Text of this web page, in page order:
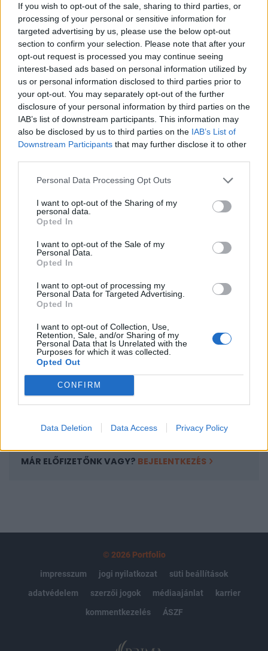
If you wish to opt-out of the sale, sharing to third parties, or
processing of your personal or sensitive information for
targeted advertising by us, please use the below opt-out
section to confirm your selection. Please note that after your
opt-out request is processed you may continue seeing
interest-based ads based on personal information utilized by
us or personal information disclosed to third parties prior to
your opt-out. You may separately opt-out of the further
disclosure of your personal information by third parties on the
IAB’s list of downstream participants. This information may
also be disclosed by us to third parties on the IAB’s List of
Downstream Participants that may further disclose it to other
Personal Data Processing Opt Outs
I want to opt-out of the Sharing of my
personal data.
Opted In
I want to opt-out of the Sale of my
Personal Data.
Opted In
I want to opt-out of processing my
Personal Data for Targeted Advertising.
Opted In
I want to opt-out of Collection, Use,
Retention, Sale, and/or Sharing of my
Personal Data that Is Unrelated with the
Purposes for which it was collected.
Opted Out
CONFIRM
Data Deletion Data Access Privacy Policy
tervein dolgozik – közölte a Politico. Olaszország
már csinált egy hasonló mintaprojektet
Albániában, amelyet az Európai Bizottság nem
mert magától megpróbálni. A tervet jogvédők az
emberi jogok veszélybe kerülése miatt
aggályosnak tartják, ezért a legtöbb ország csak
csendben meri támogatni azt.
Back to Europe 2026Az áprilisi választások után
visszakerült az európai térképre Magyarország, a kormány
bejárnia Magyarországnak addig és mekkora lökést
adhatnak az uniós pénzek a gazdaságnak? Ezzel a
kérdéssel foglalkozik a Portfolio konferenciája, mely
KEDVES OLVASÓNK!
A keresett cikk a portfolio.hu hírarchívumához
tartozik, melynek olvasása előfizetéses
Az előfizetés a következőket tartalmazza:
Portfolio.hu teljes cikkarchívum
Kötéslisták: BÉT elmúlt 2 év napon belüli
kötéslistái
MÁR ELŐFIZETŐNK VAGY? BEJELENTKEZÉS
© 2026 Portfolio
impresszum
jogi nyilatkozat
süti beállítások
adatvédelem
szerzői jogok médiaajánlat
karrier
kommentkezelés
ÁSZF